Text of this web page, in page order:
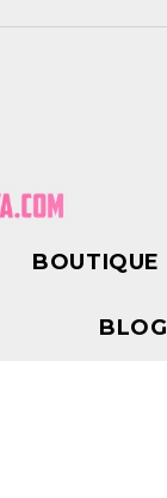
BOUTIQUE
BLOG